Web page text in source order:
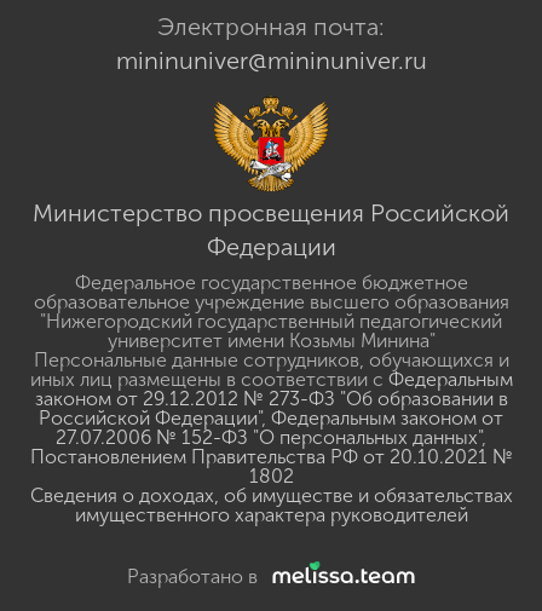
Электронная почта:
mininuniver@mininuniver.ru
Министерство просвещения Российской
Федерации
Федеральное государственное бюджетное
образовательное учреждение высшего образования
"Нижегородский государственный педагогический
университет имени Козьмы Минина"
Персональные данные сотрудников, обучающихся и
иных лиц размещены в соответствии с Федеральным
законом от 29.12.2012 № 273-ФЗ "Об образовании в
Российской Федерации", Федеральным законом от
27.07.2006 № 152-ФЗ "О персональных данных",
Постановлением Правительства РФ от 20.10.2021 №
1802
Сведения о доходах, об имуществе и обязательствах
имущественного характера руководителей
Разработано в